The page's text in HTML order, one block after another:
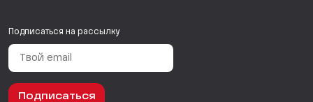
Подписаться на рассылку
Подписаться